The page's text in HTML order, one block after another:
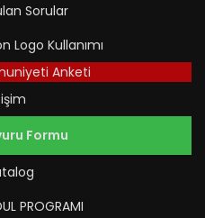
Sorular
Logo Kullanımı
Anketi
Formu
PROGRAMI